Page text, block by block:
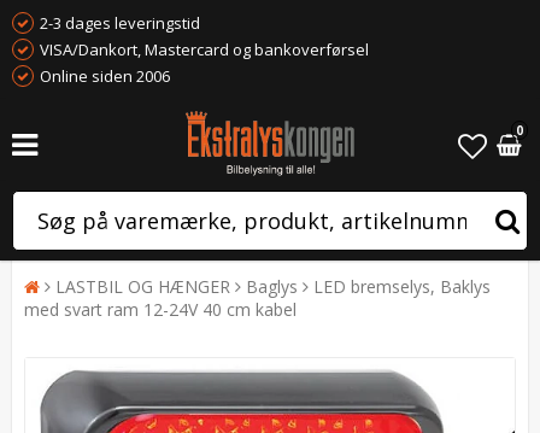
2-3 dages leveringstid
VISA/Dankort, Mastercard og bankoverførsel
Online siden 2006
0
LASTBIL OG HÆNGER Baglys
LED bremselys, Baklys
med svart ram 12-24V 40 cm kabel